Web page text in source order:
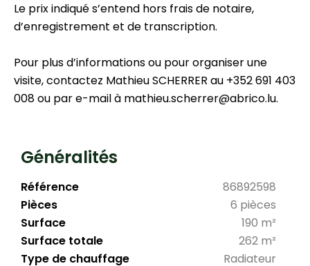
Le prix indiqué s’entend hors frais de notaire,
d’enregistrement et de transcription.
Pour plus d’informations ou pour organiser une
visite, contactez Mathieu SCHERRER au +352 691 403
008 ou par e-mail à mathieu.scherrer@abrico.lu.
Généralités
Référence
86892598
Pièces
6 pièces
Surface
190 m²
Surface totale
262 m²
Type de chauffage
Radiateur